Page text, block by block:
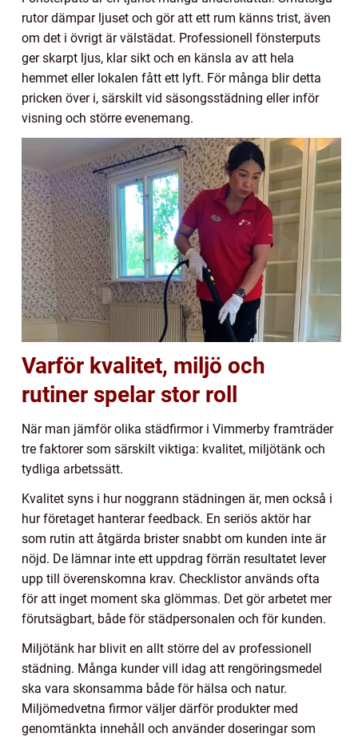
rutor dämpar ljuset och gör att ett rum känns trist, även
om det i övrigt är välstädat. Professionell fönsterputs
ger skarpt ljus, klar sikt och en känsla av att hela
hemmet eller lokalen fått ett lyft. För många blir detta
pricken över i, särskilt vid säsongsstädning eller inför
visning och större evenemang.
Varför kvalitet, miljö och
rutiner spelar stor roll
När man jämför olika städfirmor i Vimmerby framträder
tre faktorer som särskilt viktiga: kvalitet, miljötänk och
tydliga arbetssätt.
Kvalitet syns i hur noggrann städningen är, men också i
hur företaget hanterar feedback. En seriös aktör har
som rutin att åtgärda brister snabbt om kunden inte är
nöjd. De lämnar inte ett uppdrag förrän resultatet lever
upp till överenskomna krav. Checklistor används ofta
för att inget moment ska glömmas. Det gör arbetet mer
förutsägbart, både för städpersonalen och för kunden.
Miljötänk har blivit en allt större del av professionell
städning. Många kunder vill idag att rengöringsmedel
ska vara skonsamma både för hälsa och natur.
Miljömedvetna firmor väljer därför produkter med
genomtänkta innehåll och använder doseringar som